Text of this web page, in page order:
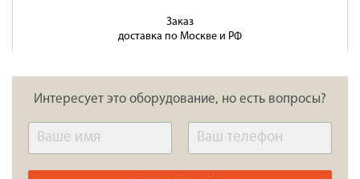
Заказ
доставка по Москве и РФ
Интересует это оборудование, но есть вопросы?